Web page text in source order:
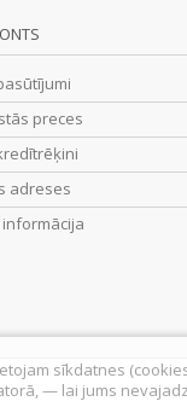
preces
adreses
sīkdatnes
— lai jums